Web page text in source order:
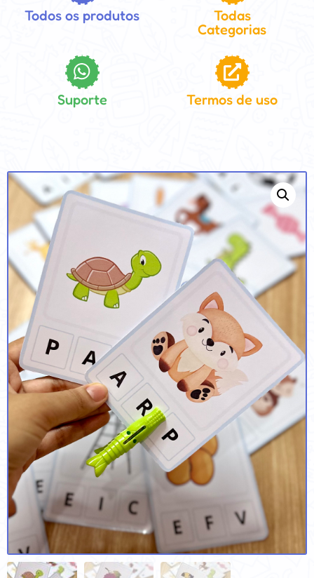
Todos os produtos
Todas
Categorias
Suporte Termos de uso